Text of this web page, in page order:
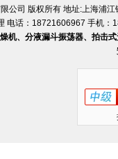
公司 版权所有 地址:上海浦
电话：18721606967 手机
机、分液漏斗振荡器、拍击